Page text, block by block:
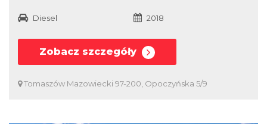
Diesel 2018
Zobacz szczegóły
Tomaszów Mazowiecki 97-200, Opoczyńska 5/9